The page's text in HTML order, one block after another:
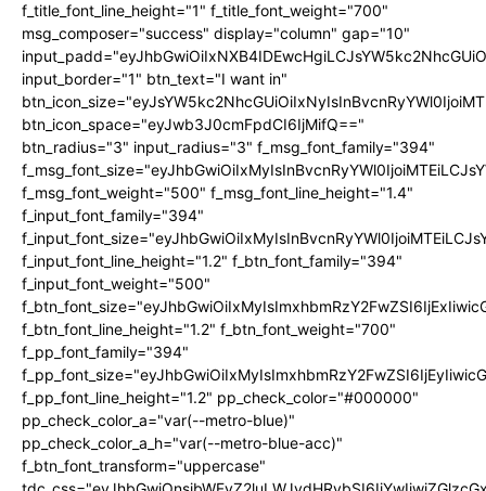
f_title_font_line_height="1" f_title_font_weight="700"
msg_composer="success" display="column" gap="10"
input_border="1" btn_text="I want in"
btn_icon_space="eyJwb3J0cmFpdCI6IjMifQ=="
btn_radius="3" input_radius="3" f_msg_font_family="394"
f_msg_font_weight="500" f_msg_font_line_height="1.4"
f_input_font_family="394"
f_input_font_line_height="1.2" f_btn_font_family="394"
f_input_font_weight="500"
f_btn_font_line_height="1.2" f_btn_font_weight="700"
f_pp_font_family="394"
f_pp_font_line_height="1.2" pp_check_color="#000000"
pp_check_color_a="var(--metro-blue)"
pp_check_color_a_h="var(--metro-blue-acc)"
f_btn_font_transform="uppercase"